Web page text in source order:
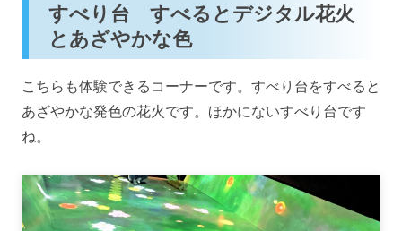
すべり台 すべるとデジタル花火
とあざやかな色
こちらも体験できるコーナーです。すべり台をすべると
あざやかな発色の花火です。ほかにないすべり台です
ね。